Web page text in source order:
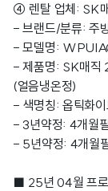
④ 렌탈 업체: SK
- 브랜드/분류: 주
- 모델명:
- 제품명: SK매직
(얼음냉온정)
- 색명칭: 옵틱화
- 3년약정: 4개월
- 5년약정: 4개월
■ 25년 04월 프로